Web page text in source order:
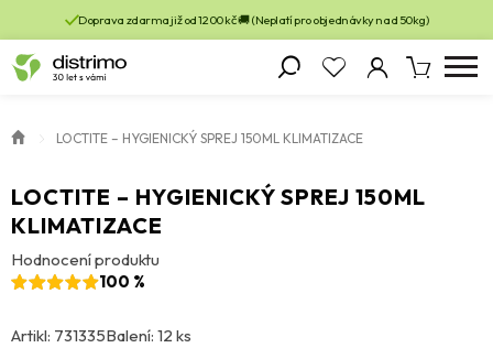
Doprava zdarma již od 1200 kč 🚚 (Neplatí pro objednávky nad 50kg)
LOCTITE – HYGIENICKÝ SPREJ 150ML KLIMATIZACE
LOCTITE – HYGIENICKÝ SPREJ 150ML
KLIMATIZACE
Hodnocení produktu
100 %
Artikl: 731335Balení: 12 ks